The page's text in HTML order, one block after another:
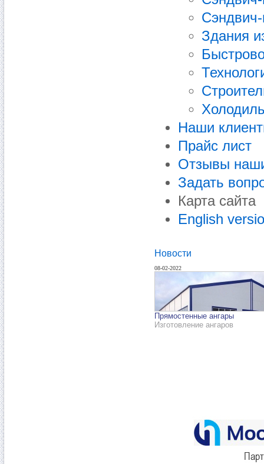
Здания
Наши
Прайс лист
Отзывы
Задать
Карта сайта
English
Новости
08-02-2022
Прямостенные ангары
Изготовление ангаров